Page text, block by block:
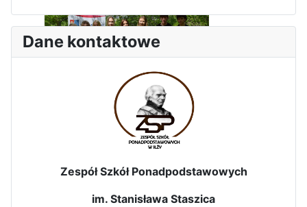
Dni Leśmianowskie 2026
Dane kontaktowe
Zespół Szkół Ponadpodstawowych
im. Stanisława Staszica